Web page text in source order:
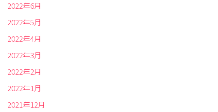
2022年6月
2022年5月
2022年4月
2022年3月
2022年2月
2022年1月
2021年12月